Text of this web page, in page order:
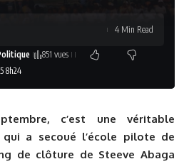
8h24
851 vues
4 Min Read
c’est une véritable
qui a secoué l’école pilote de
de clôture de Steeve Abaga